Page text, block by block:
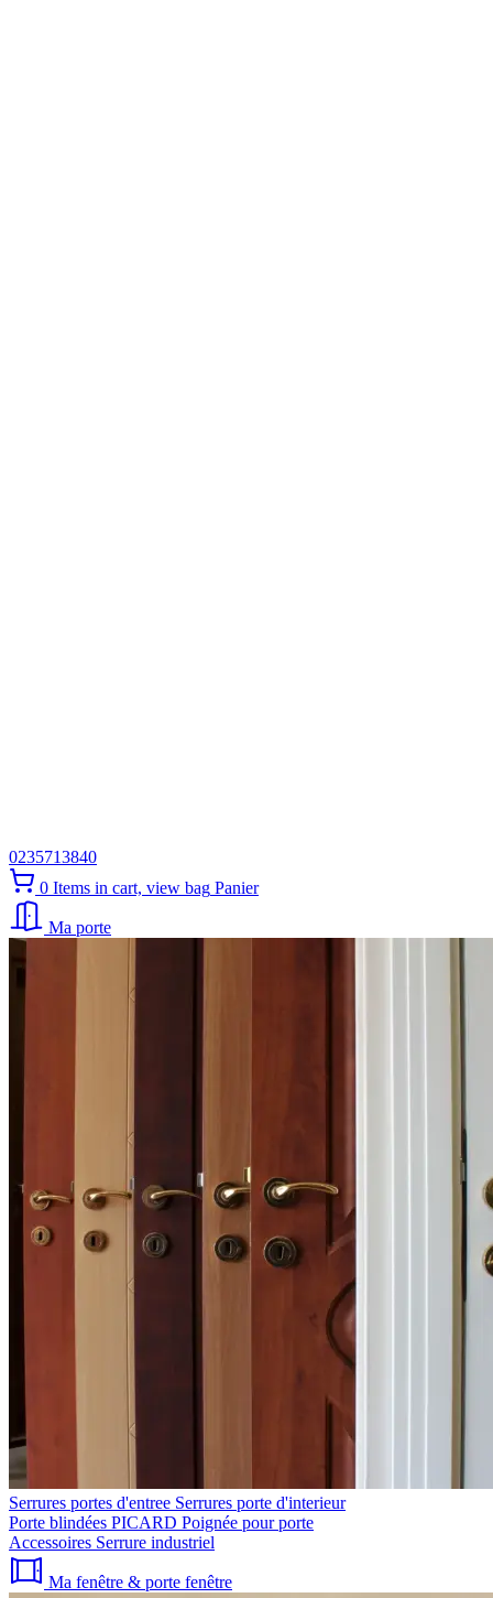
0235713840
0 Items in cart, view bag Panier
Ma porte
Serrures portes d'entree Serrures porte d'interieur
Porte blindées PICARD Poignée pour porte
Accessoires Serrure industriel
Ma fenêtre & porte fenêtre